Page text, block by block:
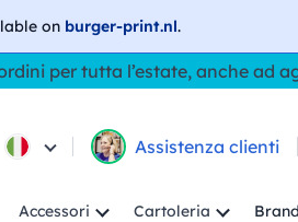
on burger-print.nl.
per tutta l’estate, anche ad
Assistenza clienti
Accessori Cartoleria Brand